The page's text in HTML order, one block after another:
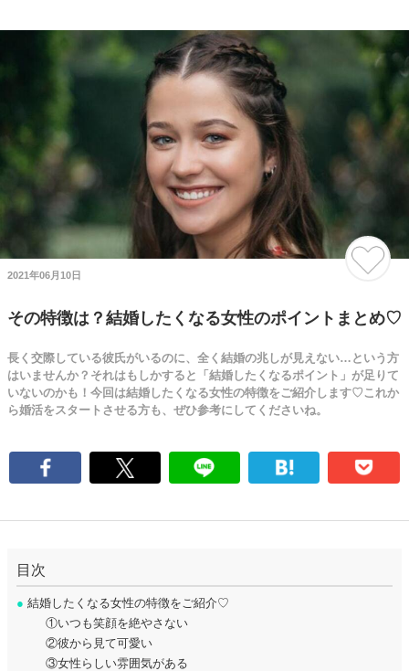
2021年06月10日
その特徴は？結婚したくなる女性のポイントまとめ♡
長く交際している彼氏がいるのに、全く結婚の兆しが見えない…という方
はいませんか？それはもしかすると「結婚したくなるポイント」が足りて
いないのかも！今回は結婚したくなる女性の特徴をご紹介します♡これか
ら婚活をスタートさせる方も、ぜひ参考にしてくださいね。
目次
● 結婚したくなる女性の特徴をご紹介♡
①いつも笑顔を絶やさない
②彼から見て可愛い
③女性らしい雰囲気がある